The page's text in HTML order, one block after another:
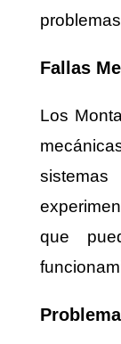
Fallas
Los
que